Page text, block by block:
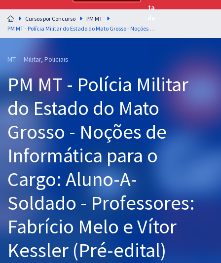
Preparação completa e intensiva para as principais
residências em saúde do Brasil
Cursos 20% OFF
Pós
Graduação
OAB
Questões grátis
Conteúdo gratuito
Aprovados
Cursos por Concurso
PM MT
PM MT - Polícia Militar do Estado do Mato Grosso - Noções de Informática para o Cargo: Aluno-A-Soldado - Professores: Fabrício Melo e Vítor Kessler (Pré-edital)
MT - Militar, Policiais
PM MT - Polícia Militar
do Estado do Mato
Grosso - Noções de
Informática para o
Cargo: Aluno-A-
Soldado - Professores:
Fabrício Melo e Vítor
Kessler (Pré-edital)